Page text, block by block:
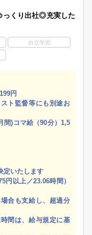
っくり出社◎充実した
自立学習
円
ト監督等にも別途お
間)コマ給（90分）1,5
定いたします
円以上／23.06時間）
合も支給し、超過分
間は、給与規定に基